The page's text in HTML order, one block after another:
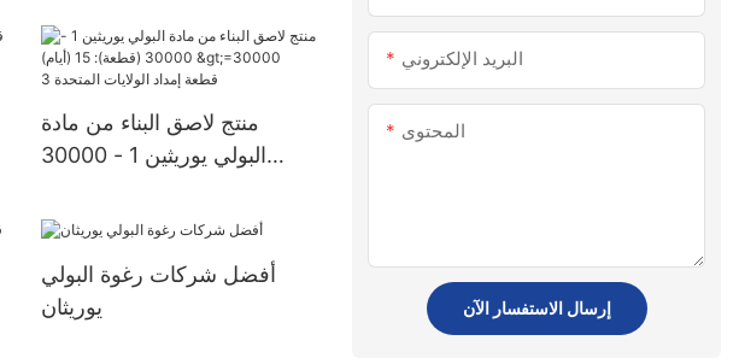
منتج لاصق البناء من مادة
البولي يوريثين 1 - 30000
قطعة إمداد الولايات المتحدة 3
أفضل شركات رغوة البولي
يوريثان
البريد الإلكتروني
المحتوى
إرسال الاستفسار الآن